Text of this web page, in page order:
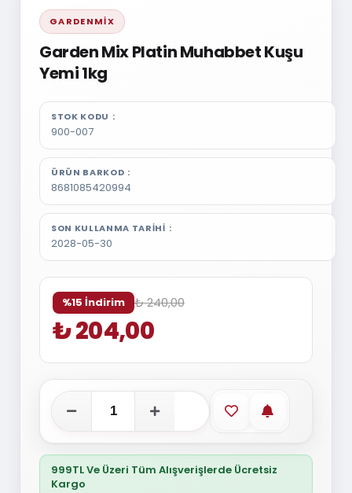
GARDENMIX
Garden Mix Platin Muhabbet Kuşu
Yemi 1kg
STOK KODU
900-007
ÜRÜN BARKOD
8681085420994
SON KULLANMA TARIHI
2028-05-30
%15 İndirim ₺ 240,00
₺ 204,00
Favorilere ekle
Stoğa
999TL Ve Üzeri Tüm Alışverişlerde Ücretsiz
Kargo